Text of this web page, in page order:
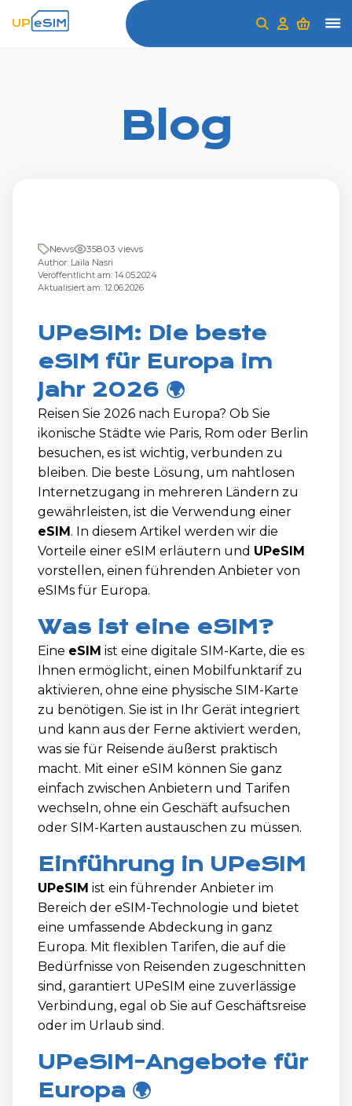
Blog
News 35803 views
Author: Laila Nasri
Veröffentlicht am: 14.05.2024
Aktualisiert am: 12.06.2026
UPeSIM: Die beste
eSIM für Europa im
Jahr 2026 🌍
Reisen Sie 2026 nach Europa? Ob Sie
ikonische Städte wie Paris, Rom oder Berlin
besuchen, es ist wichtig, verbunden zu
bleiben. Die beste Lösung, um nahtlosen
Internetzugang in mehreren Ländern zu
gewährleisten, ist die Verwendung einer
eSIM. In diesem Artikel werden wir die
Vorteile einer eSIM erläutern und UPeSIM
vorstellen, einen führenden Anbieter von
eSIMs für Europa.
Was ist eine eSIM?
Eine eSIM ist eine digitale SIM-Karte, die es
Ihnen ermöglicht, einen Mobilfunktarif zu
aktivieren, ohne eine physische SIM-Karte
zu benötigen. Sie ist in Ihr Gerät integriert
und kann aus der Ferne aktiviert werden,
was sie für Reisende äußerst praktisch
macht. Mit einer eSIM können Sie ganz
einfach zwischen Anbietern und Tarifen
wechseln, ohne ein Geschäft aufsuchen
oder SIM-Karten austauschen zu müssen.
Einführung in UPeSIM
UPeSIM ist ein führender Anbieter im
Bereich der eSIM-Technologie und bietet
eine umfassende Abdeckung in ganz
Europa. Mit flexiblen Tarifen, die auf die
Bedürfnisse von Reisenden zugeschnitten
sind, garantiert UPeSIM eine zuverlässige
Verbindung, egal ob Sie auf Geschäftsreise
oder im Urlaub sind.
UPeSIM-Angebote für
Europa 🌍